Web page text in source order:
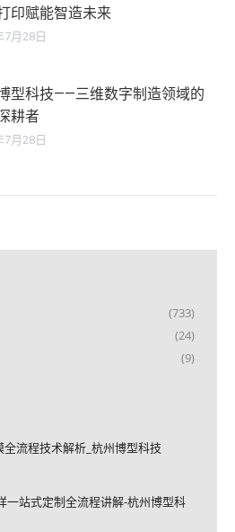
印赋能智造未来
7月28日
型科技——三维数字制造领域的
耕者
7月28日
(733)
(24)
(9)
流程技术解析_杭州博型科技
一站式定制全流程讲解-杭州博型科